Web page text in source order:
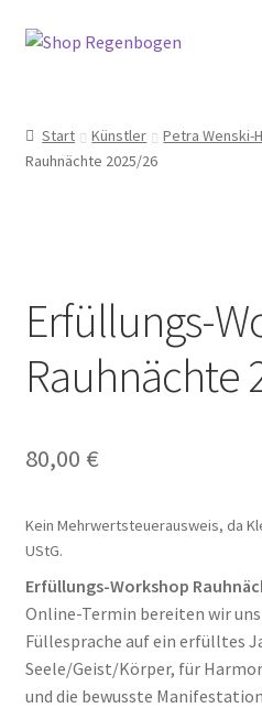
Zur
Zum
Mein
Contact
Book an
Start Künstler Petra Wenski-
Rauhnächte 2025/26
Erfüllungs-
Rauhnächte
80,00 €
Kein Mehrwertsteuerausweis, da
UStG.
Erfüllungs-Workshop
Online-Termin bereiten wir
Füllesprache auf ein erfülltes
Seele/Geist/Körper, für
und die bewusste